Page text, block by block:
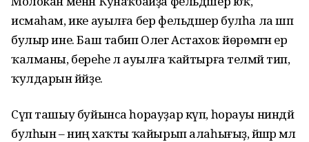
исмаһам, ике ауылға бер фельдшер булһа ла шәп
булыр ине. Баш табип Олег Астахов: йөрөмәгән ер
ҡалманы, береһе лә ауылға ҡайтырға теләмәй тип,
ҡулдарын йәйҙе.
Сүп ташыу буйынса һорауҙар күп, һорауы ниндәй
булһын – ниңә хаҡты ҡайырып алаһығыҙ, йәшәр әмәл